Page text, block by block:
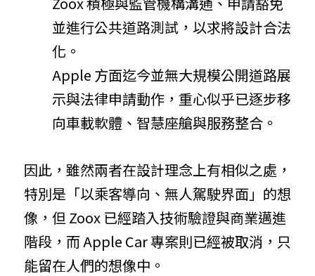
並進行公共道路測試，以求將設計合法
化。
Apple 方面迄今並無大規模公開道路展
示與法律申請動作，重心似乎已逐步移
向車載軟體、智慧座艙與服務整合。
因此，雖然兩者在設計理念上有相似之處，
特別是「以乘客導向、無人駕駛界面」的想
像，但 Zoox 已經踏入技術驗證與商業邁進
階段，而 Apple Car 專案則已經被取消，只
能留在人們的想像中。